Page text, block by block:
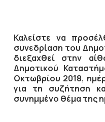
Καλείστε να
συνεδρίαση του
διεξαχθεί στην
Δημοτικού
Οκτωβρίου 2018,
για τη συζήτηση
συνημμένο θέμα της